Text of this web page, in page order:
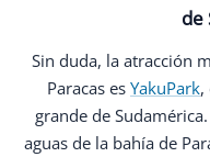
de
Sin duda, la atracción
Paracas es YakuPark,
grande de
aguas de la bahía de